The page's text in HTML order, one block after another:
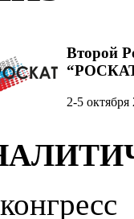
Второй
2-5